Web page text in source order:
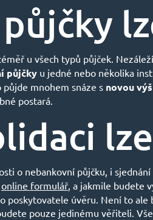
u všech typů půjček.
půjčky u jedné nebo několika
půjde mnohem snáze s novou
postará.
o nebankovní půjčku, i
online formulář, a jakmile budete
poskytovatele úvěru. Není to
pouze jedinému věřiteli.